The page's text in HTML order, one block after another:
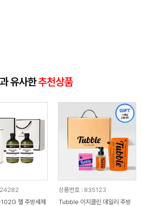
유사한추천상품
젤 주방세제
상품번호 : 835123
Tubble 이지클린 데일리 주방